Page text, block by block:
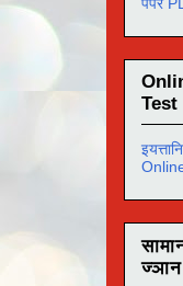
Test
ज्ञान